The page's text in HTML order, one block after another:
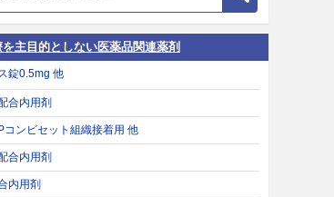
主目的としない医薬品関連薬剤
錠0.5mg 他
合内用剤
コンビセット組織接着用 他
合内用剤
内用剤